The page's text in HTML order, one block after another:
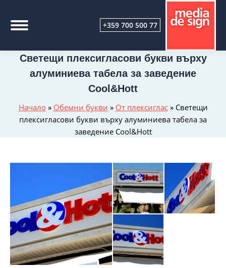
+359 700 500 77
Начало» Обемни букви » От плексиглас» Светещи
плексигласови букви върху алуминиева табела за
заведение Cool&Hott
Светещи плексигласови букви върху
алуминиева табела за заведение
Cool&Hott